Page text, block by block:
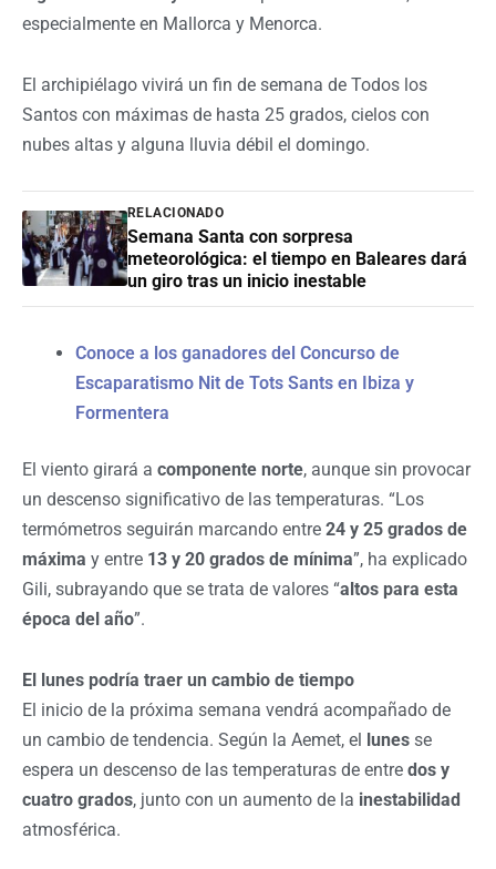
especialmente en Mallorca y Menorca.
El archipiélago vivirá un fin de semana de Todos los
Santos con máximas de hasta 25 grados, cielos con
nubes altas y alguna lluvia débil el domingo.
RELACIONADO
Semana Santa con sorpresa
meteorológica: el tiempo en Baleares dará
un giro tras un inicio inestable
Conoce a los ganadores del Concurso de
Escaparatismo Nit de Tots Sants en Ibiza y
Formentera
El viento girará a componente norte, aunque sin provocar
un descenso significativo de las temperaturas. “Los
termómetros seguirán marcando entre 24 y 25 grados de
máxima y entre 13 y 20 grados de mínima”, ha explicado
Gili, subrayando que se trata de valores “altos para esta
época del año”.
El lunes podría traer un cambio de tiempo
El inicio de la próxima semana vendrá acompañado de
un cambio de tendencia. Según la Aemet, el lunes se
espera un descenso de las temperaturas de entre dos y
cuatro grados, junto con un aumento de la inestabilidad
atmosférica.